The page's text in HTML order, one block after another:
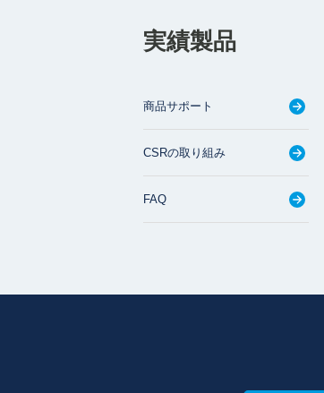
実績製品
商品サポート
CSRの取り組み
FAQ